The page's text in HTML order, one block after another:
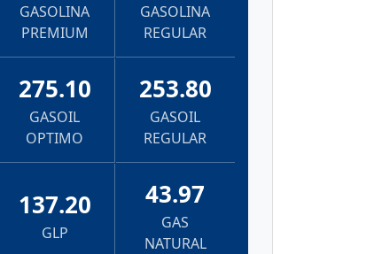
GASOLINA
PREMIUM
GASOLINA
REGULAR
275.10
GASOIL
OPTIMO
253.80
GASOIL
REGULAR
137.20
GLP
43.97
GAS
NATURAL